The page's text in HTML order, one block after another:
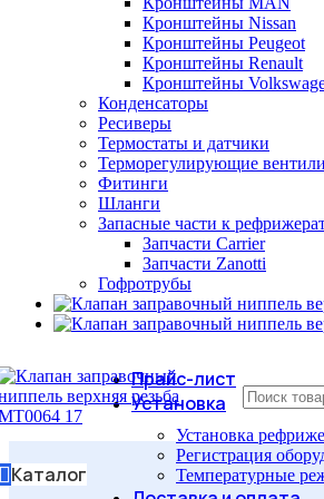
Кронштейны Nissan
Кронштейны Peugeot
Кронштейны Renault
Кронштейны
Конденсаторы
Ресиверы
Термостаты и датчики
Терморегулирующие вентили
Фитинги
Шланги
Запасные части к
Запчасти Carrier
Запчасти Zanotti
Гофротрубы
Каталог
Прайс-лист
Установка
Установка
Регистрация
Температурные